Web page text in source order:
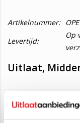
Artikelnummer:
Levertijd:
Op
Uitlaat,
Edex